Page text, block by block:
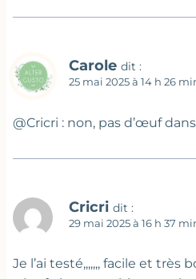
Carole dit :
25 mai 2025 à 14 h 26
@Cricri : non, pas d’œuf
Cricri dit :
29 mai 2025 à 16 h 37
Je l’ai testé,,,,,,, facile et très